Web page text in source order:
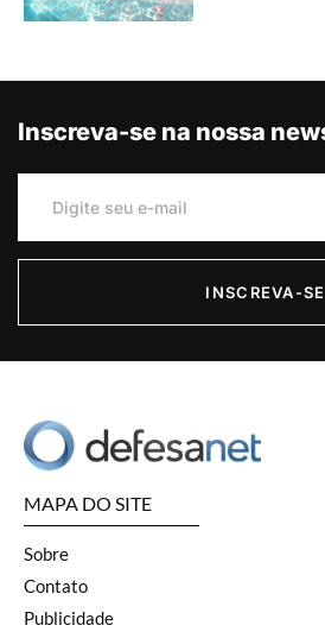
Inscreva-se na nossa
INSCREVA-SE
MAPA DO SITE
Sobre
Contato
Publicidade